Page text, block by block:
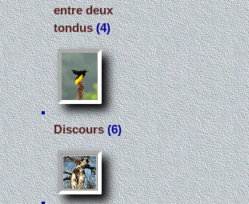
entre deux
tondus(4)
Discours(6)